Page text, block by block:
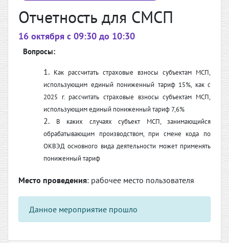
Отчетность для СМСП
16 октября c 09:30 до 10:30
Вопросы:
Как рассчитать страховые взносы субъектам МСП,
использующим единый пониженный тариф 15%, как с
2025 г. рассчитать страховые взносы субъектам МСП,
использующим единый пониженный тариф 7,6%
В каких случаях субъект МСП, занимающийся
обрабатывающим производством, при смене кода по
ОКВЭД основного вида деятельности может применять
пониженный тариф
Место проведения: рабочее место пользователя
Данное мероприятие прошло